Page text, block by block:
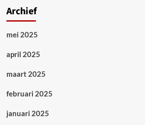
Archief
mei 2025
april 2025
maart 2025
februari 2025
januari 2025